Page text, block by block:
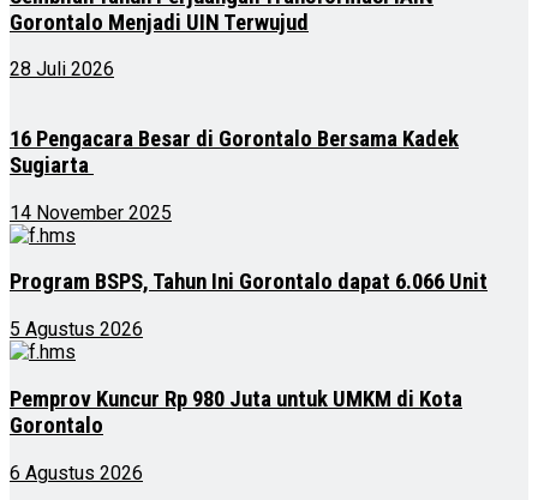
Gorontalo Menjadi UIN Terwujud
28 Juli 2026
16 Pengacara Besar di Gorontalo Bersama Kadek
Sugiarta
14 November 2025
Program BSPS, Tahun Ini Gorontalo dapat 6.066 Unit
5 Agustus 2026
Pemprov Kuncur Rp 980 Juta untuk UMKM di Kota
Gorontalo
6 Agustus 2026